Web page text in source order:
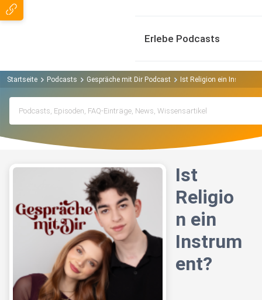
Erlebe Podcasts
Startseite Podcasts Gespräche mit Dir Podcast Ist Religion ein
Ist
Religio
n ein
Instrum
ent?